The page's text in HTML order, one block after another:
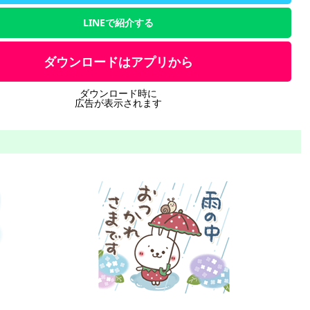
LINEで紹介する
ダウンロードはアプリから
ダウンロード時に
広告が表示されます